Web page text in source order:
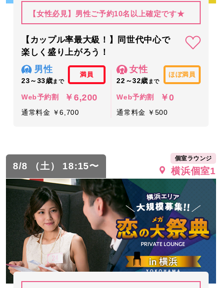
【女性必見】男性ご予約10名以上確定です★
【カップル率最大級！】同世代中心で
楽しく盛り上がろう！
男性
23～33歳まで
満員
Web予約割 ￥6,200
通常料金 ￥6,700
女性
22～32歳 まで
ほぼ満員
Web予約割 ￥0
通常料金 ￥500
8/8 （土） 18:15〜
個室ラウンジ
横浜個室1